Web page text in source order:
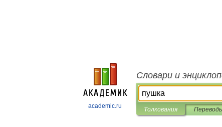
academic.ru
Словари и
Толкования